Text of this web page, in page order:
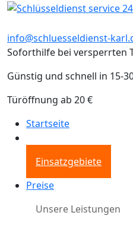
info@schluesseldienst-
Soforthilfe bei versperrten
Günstig und schnell in 15-
Türöffnung ab 20 €
Startseite
Einsatzgebiete
Preise
Unsere Leistungen